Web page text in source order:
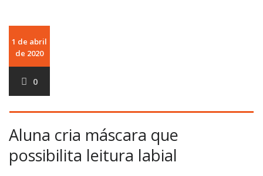
1 de abril
de 2020
0
Aluna cria máscara que
possibilita leitura labial